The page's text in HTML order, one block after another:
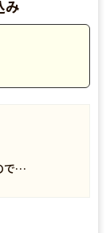
み
で…